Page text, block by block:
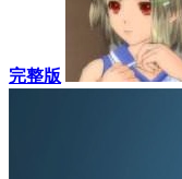
完整版